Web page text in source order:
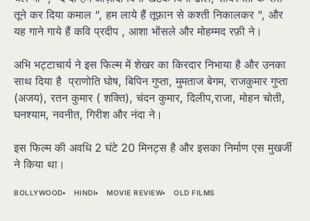
तूने कर दिया कमाल “, हम लाये हैं तूफ़ान से कश्ती निकालकर “, और
यह गाने गाये हैं कवि प्रदीप , आशा भोंसले और मोहम्मद रफ़ी ने।
अभि भट्टाचार्य ने इस फिल्म में शेखर का किरदार निभाया है और उनका
साथ दिया है प्राणोति घोष, बिपिन गुप्ता, मुमताज बेगम, राजकुमार गुप्ता
(अजय), रतन कुमार ( शक्ति), चंदन कुमार, दिलीप,राजा, मोहन चोती,
घनश्याम, नवनीत, गिरीश और नंदा ने।
इस फिल्म की अवधि 2 घंटे 20 मिनट्स है और इसका निर्माण एस मुखर्जी
ने किया था।
BOLLYWOOD HINDI MOVIE REVIEW OLD FILMS